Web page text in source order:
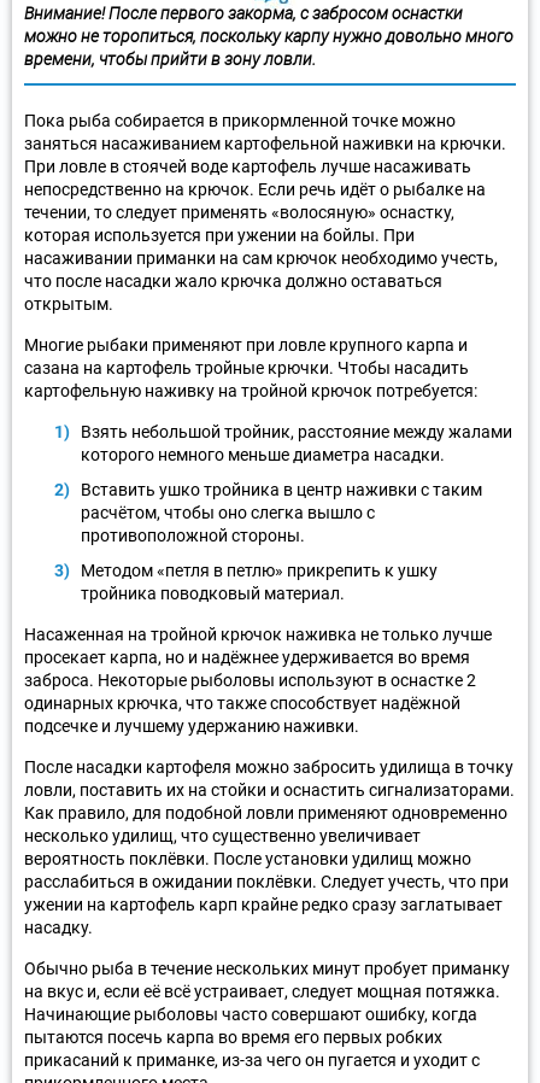
Внимание! После первого закорма, с забросом оснастки
можно не торопиться, поскольку карпу нужно довольно много
времени, чтобы прийти в зону ловли.
Пока рыба собирается в прикормленной точке можно
заняться насаживанием картофельной наживки на крючки.
При ловле в стоячей воде картофель лучше насаживать
непосредственно на крючок. Если речь идёт о рыбалке на
течении, то следует применять «волосяную» оснастку,
которая используется при ужении на бойлы. При
насаживании приманки на сам крючок необходимо учесть,
что после насадки жало крючка должно оставаться
открытым.
Многие рыбаки применяют при ловле крупного карпа и
сазана на картофель тройные крючки. Чтобы насадить
картофельную наживку на тройной крючок потребуется:
Взять небольшой тройник, расстояние между жалами
которого немного меньше диаметра насадки.
Вставить ушко тройника в центр наживки с таким
расчётом, чтобы оно слегка вышло с
противоположной стороны.
Методом «петля в петлю» прикрепить к ушку
тройника поводковый материал.
Насаженная на тройной крючок наживка не только лучше
просекает карпа, но и надёжнее удерживается во время
заброса. Некоторые рыболовы используют в оснастке 2
одинарных крючка, что также способствует надёжной
подсечке и лучшему удержанию наживки.
После насадки картофеля можно забросить удилища в точку
ловли, поставить их на стойки и оснастить сигнализаторами.
Как правило, для подобной ловли применяют одновременно
несколько удилищ, что существенно увеличивает
вероятность поклёвки. После установки удилищ можно
расслабиться в ожидании поклёвки. Следует учесть, что при
ужении на картофель карп крайне редко сразу заглатывает
насадку.
Обычно рыба в течение нескольких минут пробует приманку
на вкус и, если её всё устраивает, следует мощная потяжка.
Начинающие рыболовы часто совершают ошибку, когда
пытаются посечь карпа во время его первых робких
прикасаний к приманке, из-за чего он пугается и уходит с